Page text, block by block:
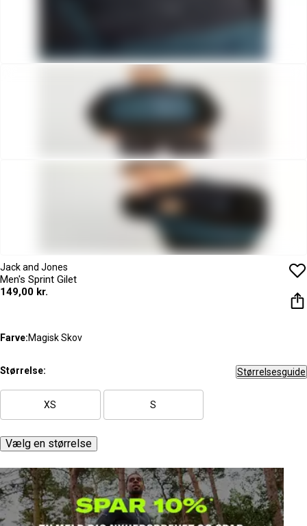
Jack and Jones
Men's Sprint Gilet
149,00 kr.
Farve:Magisk Skov
Størrelse: Størrelsesguide
XS S
Vælg en størrelse